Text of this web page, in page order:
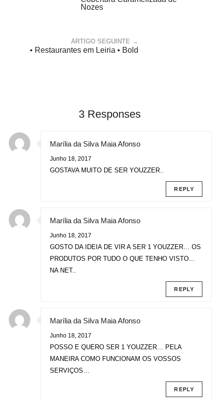
Nozes
ARTIGO SEGUINTE →
• Restaurantes em Leiria • Bold
3 Responses
Marília da Silva Maia Afonso
Junho 18, 2017
GOSTAVA MUITO DE SER YOUZZER..
REPLY
Marília da Silva Maia Afonso
Junho 18, 2017
GOSTO DA IDEIA DE VIR A SER 1 YOUZZER… OS
PRODUTOS POR TUDO O QUE TENHO VISTO…
NA NET..
REPLY
Marília da Silva Maia Afonso
Junho 18, 2017
POSSO E QUERO SER 1 YOUZZER… PELA
MANEIRA COMO FUNCIONAM OS VOSSOS
SERVIÇOS…
REPLY